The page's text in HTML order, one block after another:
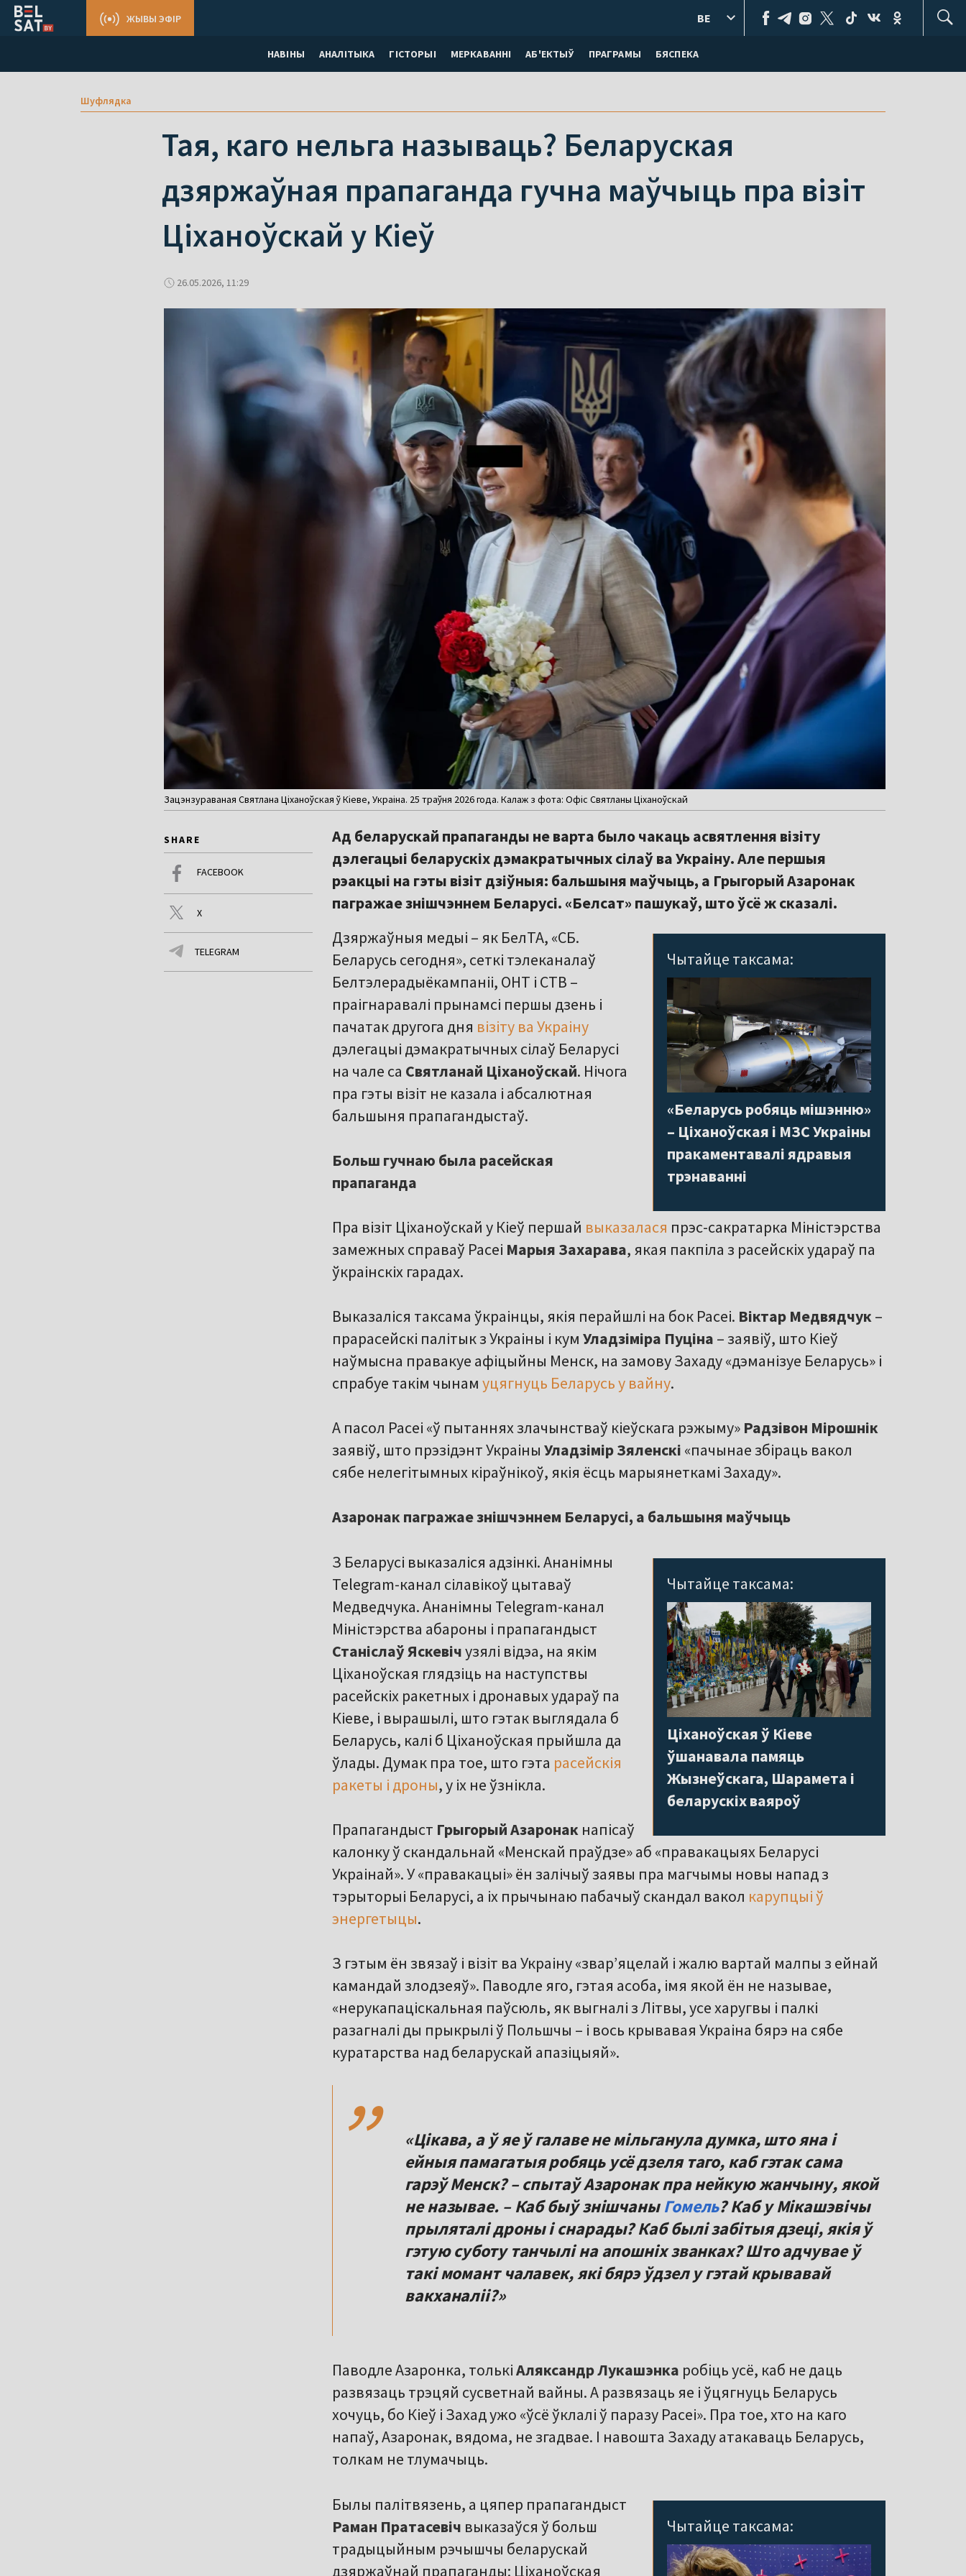
НАВІНЫ АНАЛІТЫКА ГІСТОРЫІ МЕРКАВАННI АБ'ЕКТЫЎ ПРАГРАМЫ БЯСПЕКА
ЖЫВЫ ЭФІР BE
Шуфлядка
Тая, каго нельга называць? Беларуская
дзяржаўная прапаганда гучна маўчыць пра візіт
Ціханоўскай у Кіеў
26.05.2026, 11:29
Зацэнзураваная Святлана Ціханоўская ў Кіеве, Украіна. 25 траўня 2026 года. Калаж з фота: Офіс Святланы Ціханоўскай
SHARE
FACEBOOK
X
TELEGRAM
Ад беларускай прапаганды не варта было чакаць асвятлення візіту
дэлегацыі беларускіх дэмакратычных сілаў ва Украіну. Але першыя
рэакцыі на гэты візіт дзіўныя: бальшыня маўчыць, а Грыгорый Азаронак
пагражае знішчэннем Беларусі. «Белсат» пашукаў, што ўсё ж сказалі.
Чытайце таксама:
«Беларусь робяць мішэнню»
– Ціханоўская і МЗС Украіны
пракаментавалі ядравыя
трэнаванні
Дзяржаўныя медыі – як БелТА, «СБ.
Беларусь сегодня», сеткі тэлеканалаў
Белтэлерадыёкампаніі, ОНТ і СТВ –
праігнаравалі прынамсі першы дзень і
пачатак другога дня візіту ва Украіну
дэлегацыі дэмакратычных сілаў Беларусі
на чале са Святланай Ціханоўскай. Нічога
пра гэты візіт не казала і абсалютная
бальшыня прапагандыстаў.
Больш гучнаю была расейская
прапаганда
Пра візіт Ціханоўскай у Кіеў першай выказалася прэс-сакратарка Міністэрства
замежных справаў Расеі Марыя Захарава, якая пакпіла з расейскіх удараў па
ўкраінскіх гарадах.
Выказаліся таксама ўкраінцы, якія перайшлі на бок Расеі. Віктар Медвядчук–
прарасейскі палітык з Украіны і кум Уладзіміра Пуціна – заявіў, што Кіеў
наўмысна правакуе афіцыйны Менск, на замову Захаду «дэманізуе Беларусь» і
спрабуе такім чынам уцягнуць Беларусь у вайну.
А пасол Расеі «ў пытаннях злачынстваў кіеўскага рэжыму» Радзівон Мірошнік
заявіў, што прэзідэнт Украіны Уладзімір Зяленскі «пачынае збіраць вакол
сябе нелегітымных кіраўнікоў, якія ёсць марыянеткамі Захаду».
Азаронак пагражае знішчэннем Беларусі, а бальшыня маўчыць
Чытайце таксама:
Ціханоўская ў Кіеве
ўшанавала памяць
Жызнеўскага, Шарамета і
беларускіх ваяроў
З Беларусі выказаліся адзінкі. Ананімны
Telegram-канал сілавікоў цытаваў
Медведчука. Ананімны Telegram-канал
Міністэрства абароны і прапагандыст
Станіслаў Яскевічузялі відэа, на якім
Ціханоўская глядзіць на наступствы
расейскіх ракетных і дронавых удараў па
Кіеве, і вырашылі, што гэтак выглядала б
Беларусь, калі б Ціханоўская прыйшла да
ўлады. Думак пра тое, што гэта расейскія
ракеты і дроны, у іх не ўзнікла.
Прапагандыст Грыгорый Азаронак напісаў
калонку ў скандальнай «Менскай праўдзе» аб «правакацыях Беларусі
Украінай». У «правакацыі» ён залічыў заявы пра магчымы новы напад з
тэрыторыі Беларусі, а іх прычынаю пабачыў скандал вакол карупцыі ў
энергетыцы.
З гэтым ён звязаў і візіт ва Украіну «звар’яцелай і жалю вартай малпы з ейнай
камандай злодзеяў». Паводле яго, гэтая асоба, імя якой ён не называе,
«нерукапаціскальная паўсюль, як выгналі з Літвы, усе харугвы і палкі
разагналі ды прыкрылі ў Польшчы – і вось крывавая Украіна бярэ на сябе
куратарства над беларускай апазіцыяй».
,,
«Цікава, а ў яе ў галаве не мільганула думка, што яна і
ейныя памагатыя робяць усё дзеля таго, каб гэтак сама
гарэў Менск? – спытаў Азаронак пра нейкую жанчыну, якой
не называе. – Каб быў знішчаныГомель? Каб у Мікашэвічы
прыляталі дроны і снарады? Каб былі забітыя дзеці, якія ў
гэтую суботу танчылі на апошніх званках? Што адчувае ў
такі момант чалавек, які бярэ ўдзел у гэтай крывавай
вакханаліі?»
Паводле Азаронка, толькіАляксандр Лукашэнка робіць усё, каб не даць
развязаць трэцяй сусветнай вайны. А развязаць яе і ўцягнуць Беларусь
хочуць, бо Кіеў і Захад ужо «ўсё ўклалі ў паразу Расеі». Пра тое, хто на каго
напаў, Азаронак, вядома, не згадвае. І навошта Захаду атакаваць Беларусь,
толкам не тлумачыць.
Чытайце таксама:
Былы палітвязень, а цяпер прапагандыст
Раман Пратасевіч выказаўся ў больш
традыцыйным рэчышчы беларускай
дзяржаўнай прапаганды: Ціханоўская